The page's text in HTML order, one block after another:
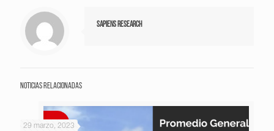
Sapiens Research
Noticias relacionadas
29 marzo, 2023